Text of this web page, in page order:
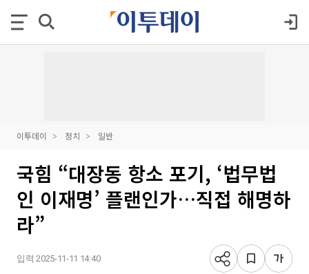
이투데이 정치 일반
국힘 “대장동 항소 포기, ‘법무법
인 이재명’ 플랜인가…직접 해명하
라”
입력 2025-11-11 14:40